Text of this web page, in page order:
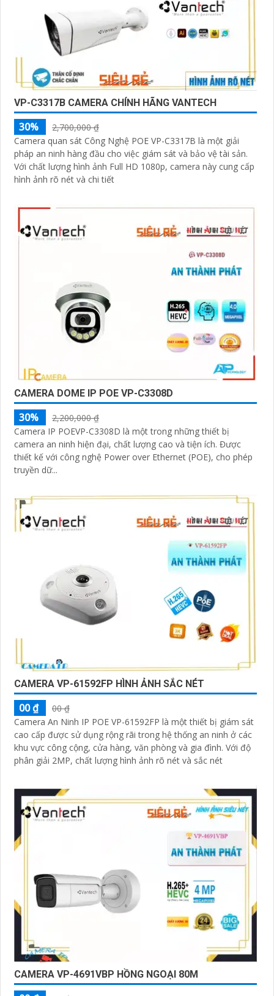
VP-C3317B CAMERA CHÍNH HÃNG VANTECH
30%
2,700,000 ₫
Camera quan sát Công Nghệ POE VP-C3317B là một giải
pháp an ninh hàng đầu cho việc giám sát và bảo vệ tài sản.
Với chất lượng hình ảnh Full HD 1080p, camera này cung cấp
hình ảnh rõ nét và chi tiết
CAMERA DOME IP POE VP-C3308D
30%
2,200,000 ₫
Camera IP POEVP-C3308D là một trong những thiết bị
camera an ninh hiện đại, chất lượng cao và tiện ích. Được
thiết kế với công nghệ Power over Ethernet (POE), cho phép
truyền dữ...
CAMERA VP-61592FP HÌNH ẢNH SẮC NÉT
00 ₫
00 ₫
Camera An Ninh IP POE VP-61592FP là một thiết bị giám sát
cao cấp được sử dụng rộng rãi trong hệ thống an ninh ở các
khu vực công cộng, cửa hàng, văn phòng và gia đình. Với độ
phân giải 2MP, chất lượng hình ảnh rõ nét và sắc nét
CAMERA VP-4691VBP HỒNG NGOẠI 80M